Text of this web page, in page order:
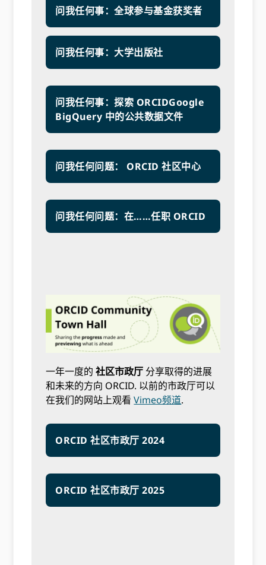
问我任何事：全球参与基金获奖者
问我任何事：大学出版社
问我任何事：探索 ORCIDGoogle
BigQuery 中的公共数据文件
问我任何问题： ORCID 社区中心
问我任何问题：在……任职 ORCID
一年一度的社区市政厅 分享取得的进展
和未来的方向 ORCID. 以前的市政厅可以
在我们的网站上观看Vimeo频道.
ORCID 社区市政厅 2024
ORCID 社区市政厅 2025